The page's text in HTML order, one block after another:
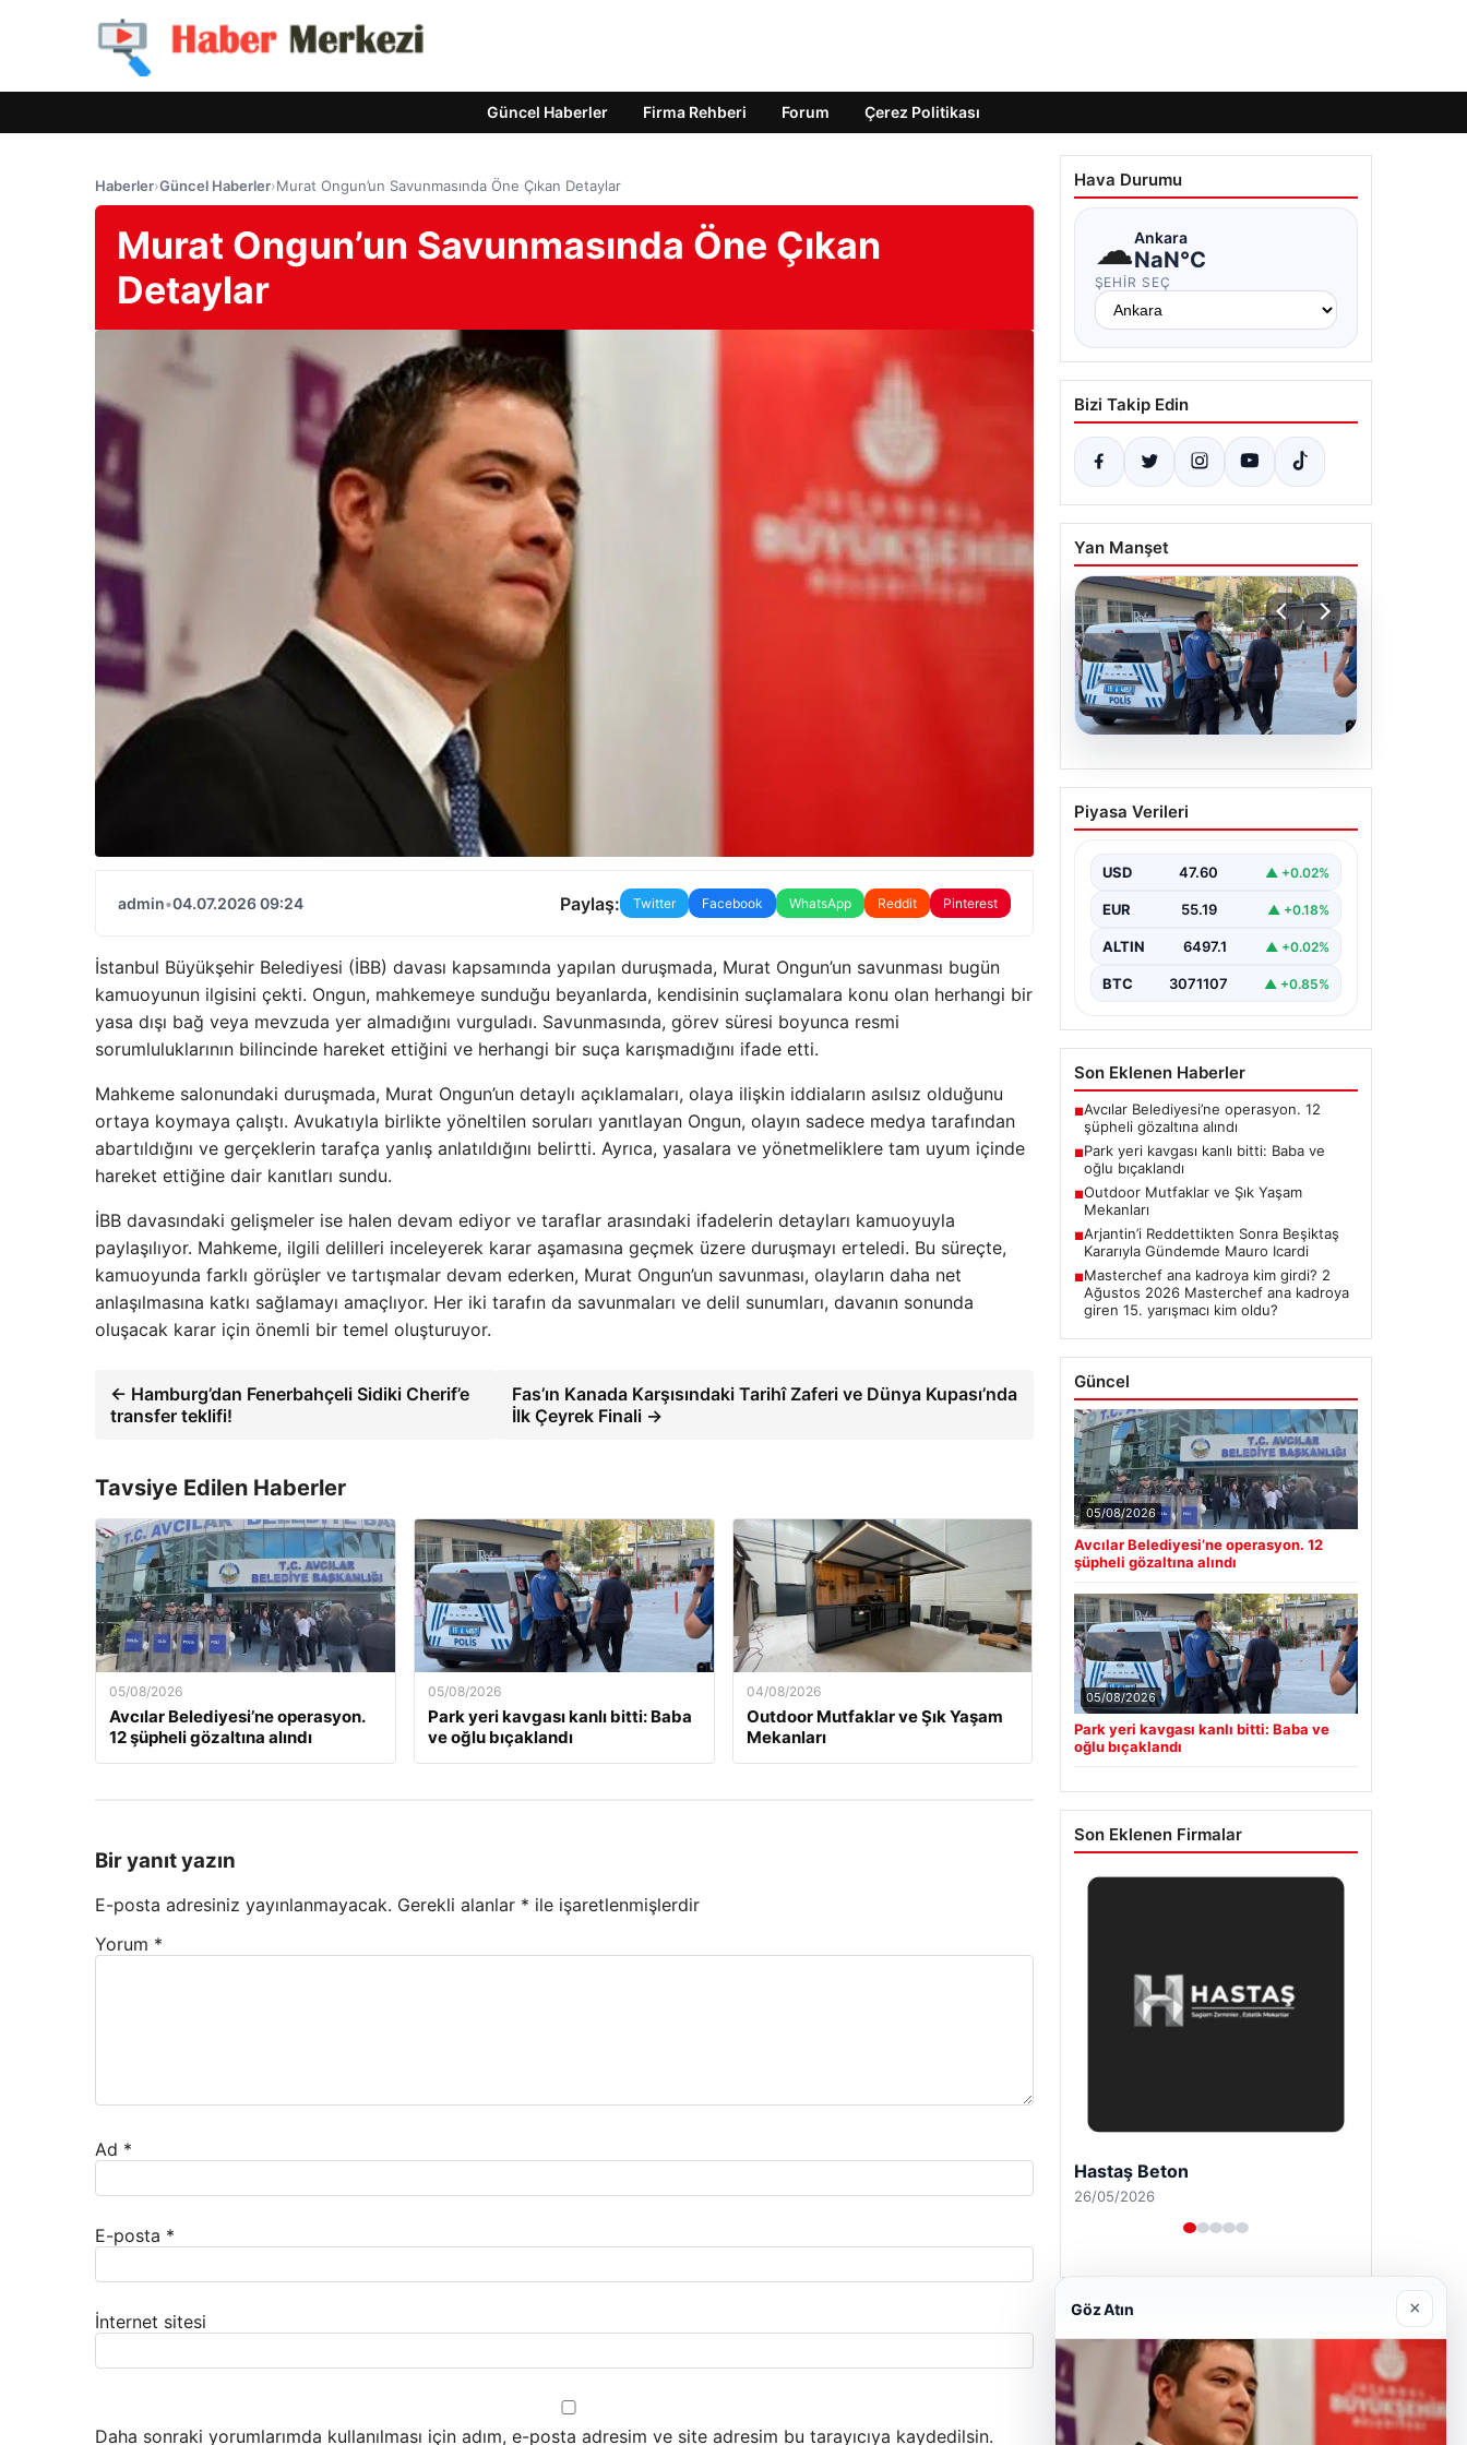
Güncel Haberler Firma Rehberi Forum Çerez Politikası
Haberler›Güncel Haberler›Murat Ongun’un Savunmasında Öne Çıkan Detaylar
Murat Ongun’un Savunmasında Öne Çıkan
Detaylar
admin•04.07.2026 09:24 Paylaş: Twitter Facebook WhatsApp Reddit Pinterest
İstanbul Büyükşehir Belediyesi (İBB) davası kapsamında yapılan duruşmada, Murat Ongun’un savunması bugün
kamuoyunun ilgisini çekti. Ongun, mahkemeye sunduğu beyanlarda, kendisinin suçlamalara konu olan herhangi bir
yasa dışı bağ veya mevzuda yer almadığını vurguladı. Savunmasında, görev süresi boyunca resmi
sorumluluklarının bilincinde hareket ettiğini ve herhangi bir suça karışmadığını ifade etti.
Mahkeme salonundaki duruşmada, Murat Ongun’un detaylı açıklamaları, olaya ilişkin iddiaların asılsız olduğunu
ortaya koymaya çalıştı. Avukatıyla birlikte yöneltilen soruları yanıtlayan Ongun, olayın sadece medya tarafından
abartıldığını ve gerçeklerin tarafça yanlış anlatıldığını belirtti. Ayrıca, yasalara ve yönetmeliklere tam uyum içinde
hareket ettiğine dair kanıtları sundu.
İBB davasındaki gelişmeler ise halen devam ediyor ve taraflar arasındaki ifadelerin detayları kamuoyuyla
paylaşılıyor. Mahkeme, ilgili delilleri inceleyerek karar aşamasına geçmek üzere duruşmayı erteledi. Bu süreçte,
kamuoyunda farklı görüşler ve tartışmalar devam ederken, Murat Ongun’un savunması, olayların daha net
anlaşılmasına katkı sağlamayı amaçlıyor. Her iki tarafın da savunmaları ve delil sunumları, davanın sonunda
oluşacak karar için önemli bir temel oluşturuyor.
← Hamburg’dan Fenerbahçeli Sidiki Cherif’e
transfer teklifi!
Fas’ın Kanada Karşısındaki Tarihî Zaferi ve Dünya Kupası’nda
İlk Çeyrek Finali →
Tavsiye Edilen Haberler
05/08/2026
Avcılar Belediyesi’ne operasyon.
12 şüpheli gözaltına alındı
05/08/2026
Park yeri kavgası kanlı bitti: Baba
ve oğlu bıçaklandı
04/08/2026
Outdoor Mutfaklar ve Şık Yaşam
Mekanları
Bir yanıt yazın
E-posta adresiniz yayınlanmayacak. Gerekli alanlar * ile işaretlenmişlerdir
Yorum *
Ad *
E-posta *
İnternet sitesi
Daha sonraki yorumlarımda kullanılması için adım, e-posta adresim ve site adresim bu tarayıcıya kaydedilsin.
Hava Durumu
☁Ankara
NaN°C
ŞEHIR SEÇ
Bizi Takip Edin
Yan Manşet
05.08.2026
Park yeri kavgası kanlı
bitti: Baba ve oğlu
Piyasa Verileri
USD 47.60 ▲ +0.02%
EUR 55.19 ▲ +0.18%
ALTIN 6497.1 ▲ +0.02%
BTC 3071107 ▲ +0.85%
Son Eklenen Haberler
■Avcılar Belediyesi’ne operasyon. 12
şüpheli gözaltına alındı
■Park yeri kavgası kanlı bitti: Baba ve
oğlu bıçaklandı
■Outdoor Mutfaklar ve Şık Yaşam
Mekanları
■Arjantin’i Reddettikten Sonra Beşiktaş
Kararıyla Gündemde Mauro Icardi
■Masterchef ana kadroya kim girdi? 2
Ağustos 2026 Masterchef ana kadroya
giren 15. yarışmacı kim oldu?
Güncel
05/08/2026
Avcılar Belediyesi’ne operasyon. 12
şüpheli gözaltına alındı
05/08/2026
Park yeri kavgası kanlı bitti: Baba ve
oğlu bıçaklandı
Son Eklenen Firmalar
Enes Kaplan Avukatlık Bürosu
28/04/2026
Göz Atın ×